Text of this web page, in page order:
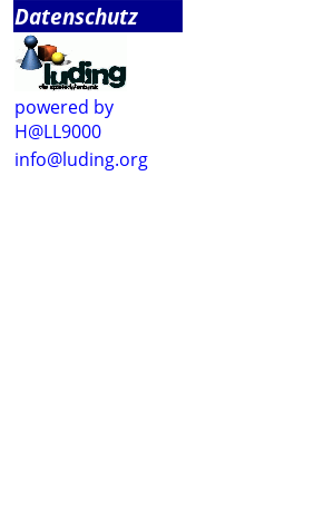
Datenschutz
powered by
H@LL9000
info@luding.org